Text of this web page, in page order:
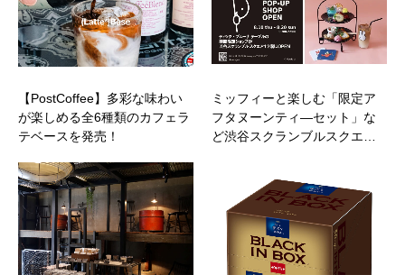
【PostCoffee】多彩な味わい
が楽しめる全6種類のカフェラ
テベースを発売！
ミッフィーと楽しむ「限定ア
フタヌーンティ―セット」な
ど渋谷スクランブルスクエ…